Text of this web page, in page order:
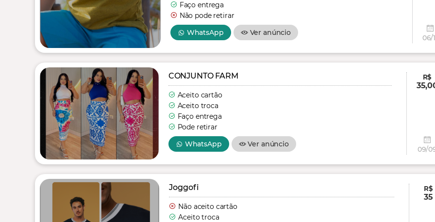
Faço entrega
Não pode retirar
WhatsApp
Ver anúncio
06/
CONJUNTO FARM
Aceito cartão
Aceito troca
Faço entrega
Pode retirar
WhatsApp
Ver anúncio
R$
09/
Joggofi
Não aceito cartão
Aceito troca
R$
35